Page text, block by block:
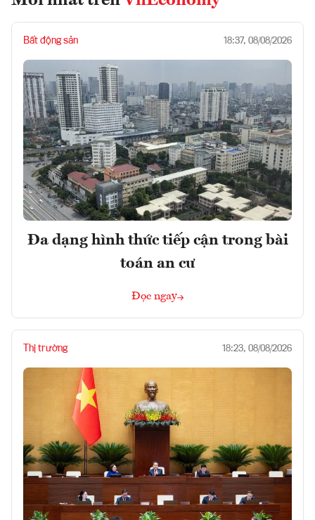
Bất động sản 18:37, 08/08/2026
Đa dạng hình thức tiếp cận trong bài
toán an cư
Đọc ngay
Thị trường 18:23, 08/08/2026